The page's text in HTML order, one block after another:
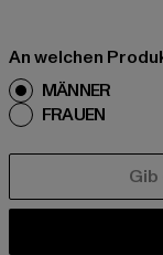
An welchen
MÄNNER
FRAUEN